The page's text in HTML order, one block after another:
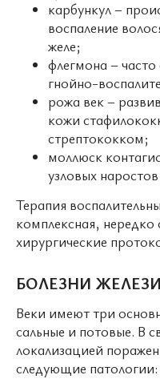
карбункул –
воспаление
желе;
флегмона –
гнойно-
рожа век –
кожи
стрептококком;
моллюск
узловых
Терапия
комплексная, нередко
хирургические
БОЛЕЗНИ
Веки имеют три
сальные и потовые. В
локализацией
следующие патологии: